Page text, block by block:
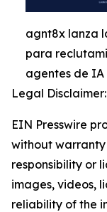
agnt8x lanza
para
agentes de IA
Legal Disclaimer:
EIN Presswire
without
responsibility or
images, videos,
reliability of the